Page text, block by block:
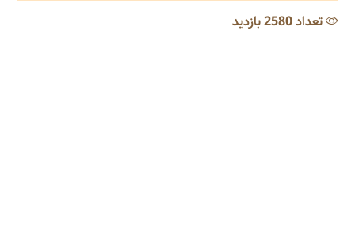
تعداد 2580 بازدید